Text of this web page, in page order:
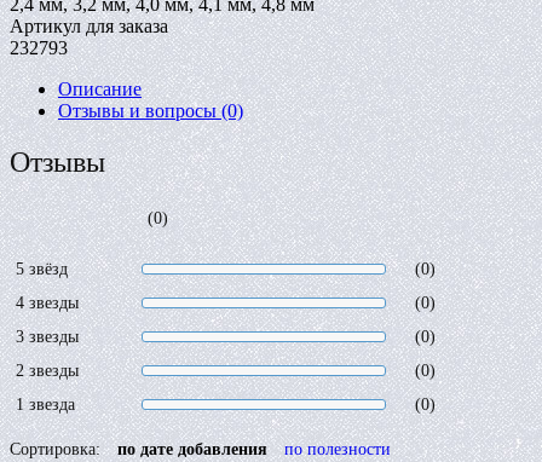
Артикул для заказа
232793
Описание
Отзывы и вопросы(0)
Отзывы
(0)
5 звёзд
(0)
4 звезды
(0)
3 звезды
(0)
2 звезды
(0)
1 звезда
(0)
Сортировка: по дате добавления по полезности